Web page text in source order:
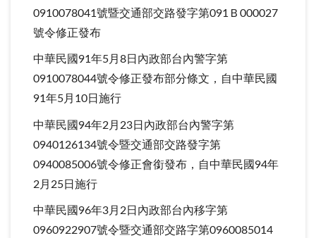
0910078041號暨交通部交路發字第091Ｂ000027
號令修正發布
中華民國91年5月8日內政部台內警字第
0910078044號令修正發布部分條文，自中華民國
91年5月10日施行
中華民國94年2月23日內政部台內警字第
0940126134號令暨交通部交路發字第
0940085006號令修正會銜發布，自中華民國94年
2月25日施行
中華民國96年3月2日內政部台內移字第
0960922907號令暨交通部交路字第0960085014